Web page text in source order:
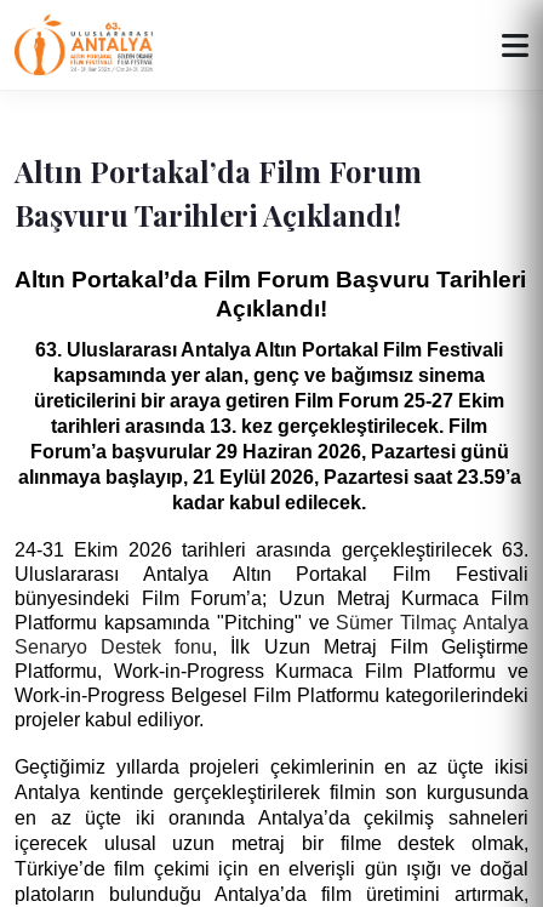
Altın Portakal’da Film Forum
Başvuru Tarihleri Açıklandı!
Altın Portakal’da Film Forum Başvuru Tarihleri
Açıklandı!
63. Uluslararası Antalya Altın Portakal Film Festivali
kapsamında yer alan, genç ve bağımsız sinema
üreticilerini bir araya getiren Film Forum 25-27 Ekim
tarihleri arasında 13. kez gerçekleştirilecek. Film
Forum’a başvurular 29 Haziran 2026, Pazartesi günü
alınmaya başlayıp, 21 Eylül 2026, Pazartesi saat 23.59’a
kadar kabul edilecek.
24-31 Ekim 2026 tarihleri arasında gerçekleştirilecek 63.
Uluslararası Antalya Altın Portakal Film Festivali
bünyesindeki Film Forum’a; Uzun Metraj Kurmaca Film
Platformu kapsamında "Pitching" ve Sümer Tilmaç Antalya
Senaryo Destek fonu, İlk Uzun Metraj Film Geliştirme
Platformu, Work-in-Progress Kurmaca Film Platformu ve
Work-in-Progress Belgesel Film Platformu kategorilerindeki
projeler kabul ediliyor.
Geçtiğimiz yıllarda projeleri çekimlerinin en az üçte ikisi
Antalya kentinde gerçekleştirilerek filmin son kurgusunda
en az üçte iki oranında Antalya’da çekilmiş sahneleri
içerecek ulusal uzun metraj bir filme destek olmak,
Türkiye’de film çekimi için en elverişli gün ışığı ve doğal
platoların bulunduğu Antalya’da film üretimini artırmak,